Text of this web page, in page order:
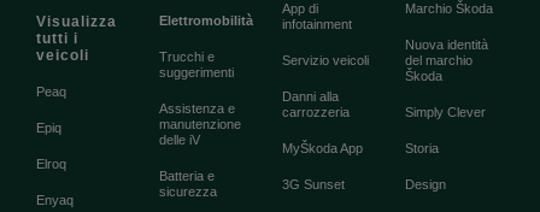
Visualizza
tutti i
veicoli
Peaq
Epiq
Elroq
Enyaq
Elettromobilità
Trucchi e
suggerimenti
Assistenza e
manutenzione
delle iV
Batteria e
sicurezza
App di
infotainment
Servizio veicoli
Danni alla
carrozzeria
MyŠkoda App
3G Sunset
Marchio Škoda
Nuova identità
del marchio
Škoda
Simply Clever
Storia
Design